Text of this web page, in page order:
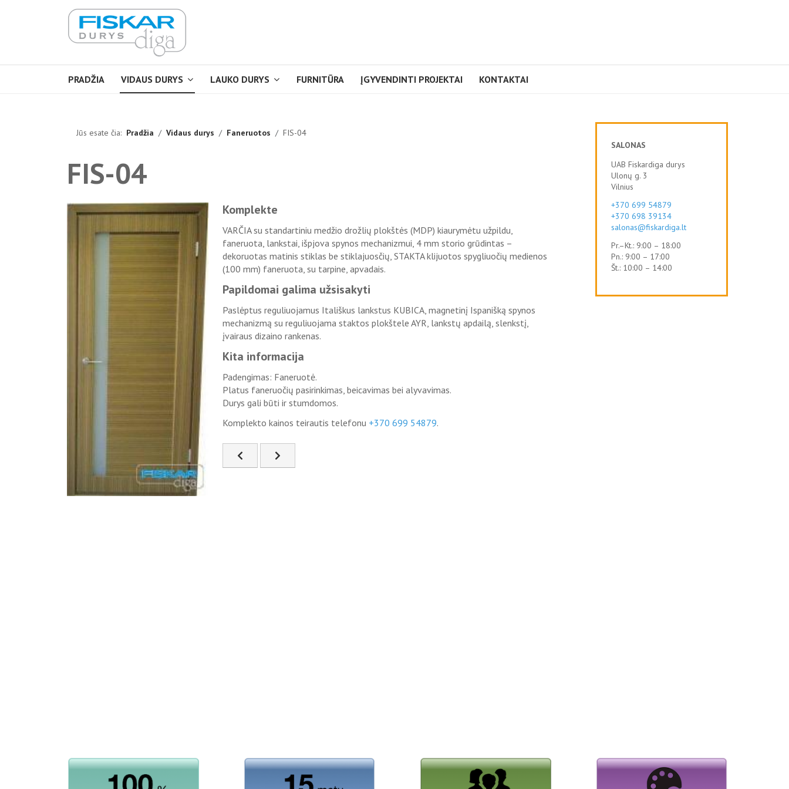
PRADŽIA VIDAUS DURYS LAUKO DURYS FURNITŪRA ĮGYVENDINTI PROJEKTAI KONTAKTAI
Jūs esate čia: Pradžia Vidaus durys Faneruotos FIS-04
FIS-04
Komplekte
VARČIA su standartiniu medžio drožlių plokštės (MDP) kiaurymėtu užpildu,
faneruota, lankstai, išpjova spynos mechanizmui, 4 mm storio grūdintas –
dekoruotas matinis stiklas be stiklajuosčių, STAKTA klijuotos spygliuočių medienos
(100 mm) faneruota, su tarpine, apvadais.
Papildomai galima užsisakyti
Paslėptus reguliuojamus Itališkus lankstus KUBICA, magnetinį Ispanišką spynos
mechanizmą su reguliuojama staktos plokštele AYR, lankstų apdailą, slenkstį,
įvairaus dizaino rankenas.
Kita informacija
Padengimas: Faneruotė.
Platus faneruočių pasirinkimas, beicavimas bei alyvavimas.
Durys gali būti ir stumdomos.
Komplekto kainos teirautis telefonu +370 699 54879.
Ankstesnis straipsnis: FIS-03
Kitas straipsnis: FIS-05
SALONAS
UAB Fiskardiga durys
Ulonų g. 3
Vilnius
+370 699 54879
+370 698 39134
salonas@fiskardiga.lt
Pr.–Kt.: 9:00 – 18:00
Pn.: 9:00 – 17:00
Št.: 10:00 – 14:00